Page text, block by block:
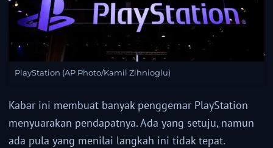
PlayStation (AP Photo/Kamil Zihnioglu)
Kabar ini membuat banyak penggemar PlayStation
menyuarakan pendapatnya. Ada yang setuju, namun
ada pula yang menilai langkah ini tidak tepat.